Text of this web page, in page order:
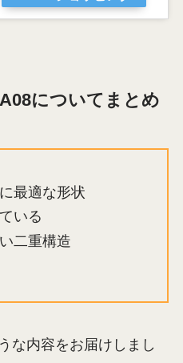
についてまとめ
最適な形状
いる
二重構造
な内容をお届けしまし